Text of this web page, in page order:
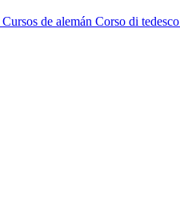
Cursos de alemán Corso di tedesco